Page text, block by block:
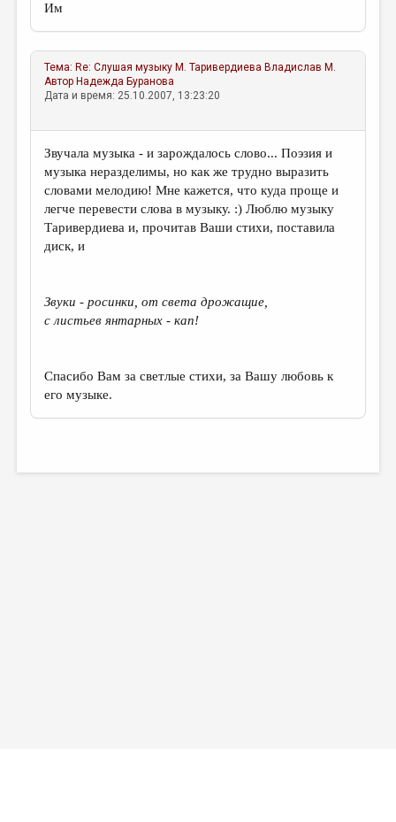
Им
Тема: Re: Слушая музыку М. Таривердиева Владислав М.
Автор Надежда Буранова
Дата и время: 25.10.2007, 13:23:20
Звучала музыка - и зарождалось слово... Поэзия и
музыка неразделимы, но как же трудно выразить
словами мелодию! Мне кажется, что куда проще и
легче перевести слова в музыку. :) Люблю музыку
Таривердиева и, прочитав Ваши стихи, поставила
диск, и
Звуки - росинки, от света дрожащие,
с листьев янтарных - кап!
Спасибо Вам за светлые стихи, за Вашу любовь к
его музыке.